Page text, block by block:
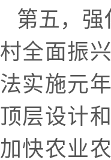
第五，强
村全面振
法实施元
顶层设计
加快农业